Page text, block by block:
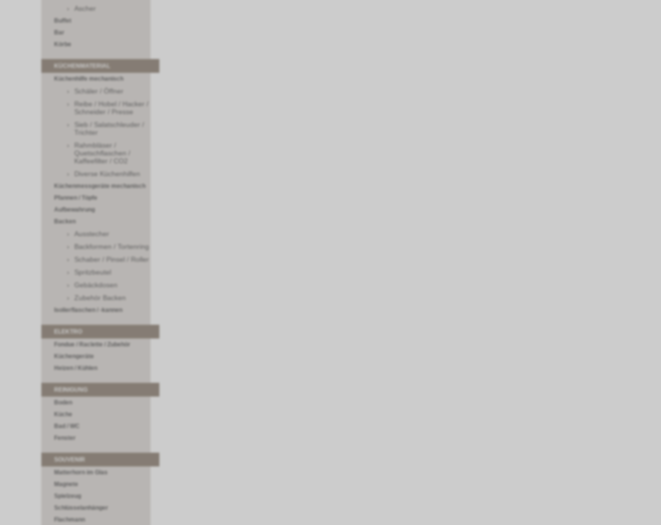
Ascher
Buffet
Bar
Körbe
KÜCHENMATERIAL
Küchenhilfe mechanisch
Schäler / Öffner
Reibe / Hobel / Hacker /
Schneider / Presse
Sieb / Salatschleuder /
Trichter
Rahmbläser /
Quetschflaschen /
Kaffeefilter / CO2
Diverse Küchenhilfen
Küchenmessgeräte mechanisch
Pfannen / Töpfe
Aufbewahrung
Backen
Ausstecher
Backformen / Tortenring
Schaber / Pinsel / Roller
Spritzbeutel
Gebäckdosen
Zubehör Backen
Isolierflaschen / -kannen
Fondue / Raclette / Zubehör
Küchengeräte
Heizen / Kühlen
REINIGUNG
Boden
Küche
Bad / WC
Fenster
Matterhorn im Glas
Magnete
Spielzeug
Schlüsselanhänger
Flachmann